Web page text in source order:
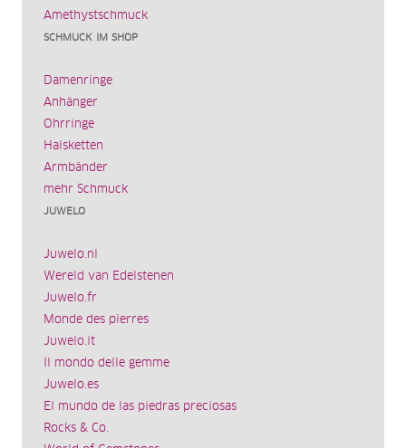
Amethystschmuck
SCHMUCK IM SHOP
Damenringe
Anhänger
Ohrringe
Halsketten
Armbänder
mehr Schmuck
JUWELO
Juwelo.nl
Wereld van Edelstenen
Juwelo.fr
Monde des pierres
Juwelo.it
Il mondo delle gemme
Juwelo.es
El mundo de las piedras preciosas
Rocks & Co.